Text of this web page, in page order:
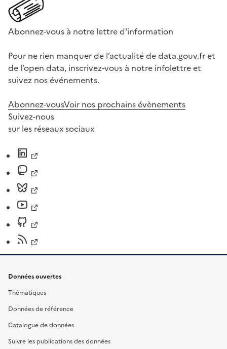
Abonnez-vous à notre lettre d'information
Pour ne rien manquer de l’actualité de data.gouv.fr et
de l’open data, inscrivez-vous à notre infolettre et
suivez nos événements.
Abonnez-vousVoir nos prochains évènements
Suivez-nous
sur les réseaux sociaux
Données ouvertes
Thématiques
Données de référence
Catalogue de données
Suivre les publications des données